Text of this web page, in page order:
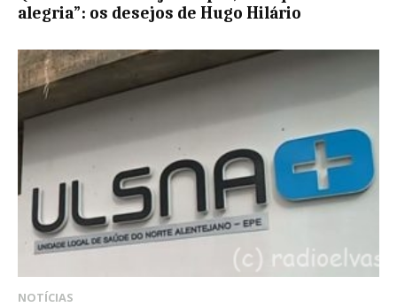
alegria”: os desejos de Hugo Hilário
NOTÍCIAS